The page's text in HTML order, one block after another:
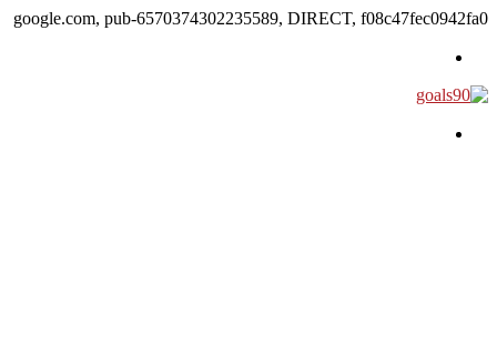
google.com, pub-6570374302235589, DIRECT, f08c47fec0942fa0